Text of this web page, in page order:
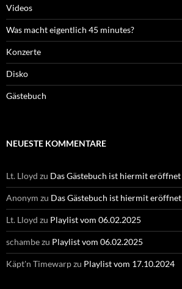
Videos
Was macht eigentlich 45 minutes?
Konzerte
Disko
Gästebuch
NEUESTE KOMMENTARE
Lt. Lloyd zu Das Gästebuch ist hiermit eröffnet
Anonym zu Das Gästebuch ist hiermit eröffnet
Lt. Lloyd zu Playlist vom 06.02.2025
schambezu Playlist vom 06.02.2025
Käpt'n Timewarpzu Playlist vom 17.10.2024